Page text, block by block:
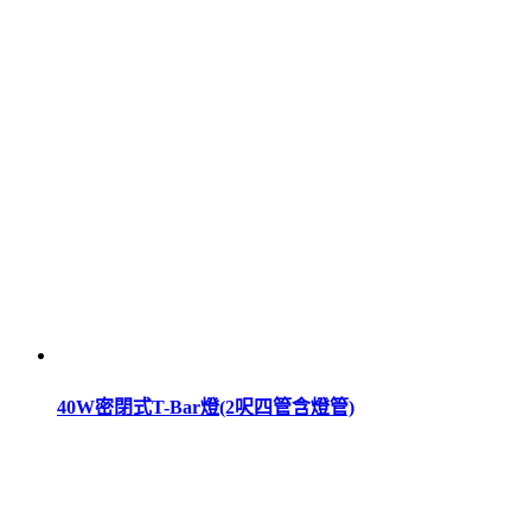
40W密閉式T-Bar燈(2呎四管含燈管)